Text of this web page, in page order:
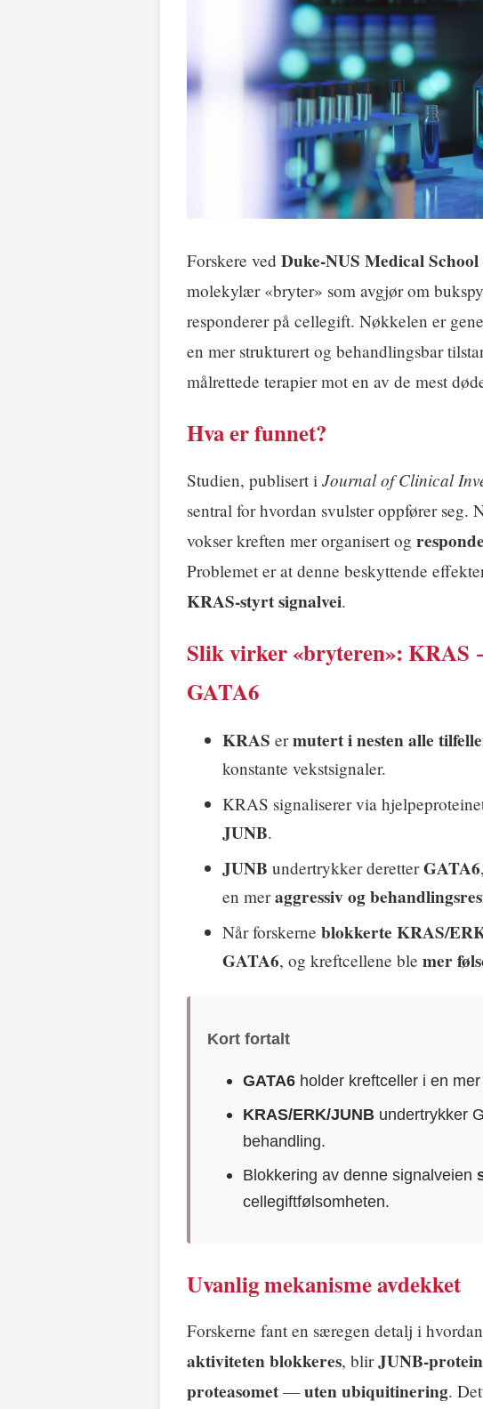
Forskere ved Duke-NUS Medical School
molekylær «bryter» som avgjør om
responderer på cellegift. Nøkkelen er
en mer strukturert og behandlingsbar
målrettede terapier mot en av de mest
Hva er funnet?
Studien, publisert i Journal of Clinical
sentral for hvordan svulster oppfører seg.
vokser kreften mer organisert og
Problemet er at denne beskyttende
KRAS-styrt signalvei.
Slik virker «bryteren»:
GATA6
KRAS ermutert i nesten alle
konstante vekstsignaler.
KRAS signaliserer via
JUNB.
JUNB undertrykker deretterGATA6
en meraggressiv og
Når forskerne blokkerte KRAS/
GATA6, og kreftcellene ble mer
Kort fortalt
GATA6 holder kreftceller i en
KRAS/ERK/JUNB undertrykker
behandling.
Blokkering av denne signalveien
cellegiftfølsomheten.
Uvanlig mekanisme avdekket
Forskerne fant en særegen detalj i
aktiviteten blokkeres, blirJUNB-
proteasomet —uten ubiquitinering.